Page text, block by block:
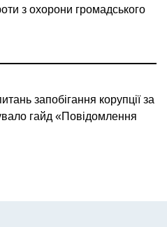
з охорони громадського
запобігання корупції за
гайд «Повідомлення